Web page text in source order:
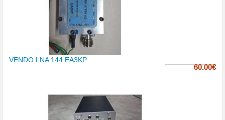
VENDO LNA 144 EA3KP
60.00€